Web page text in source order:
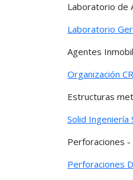
Laboratorio de
Laboratorio
Agentes
Organización
Estructuras
Solid Ingeniería
Perforaciones
Perforaciones